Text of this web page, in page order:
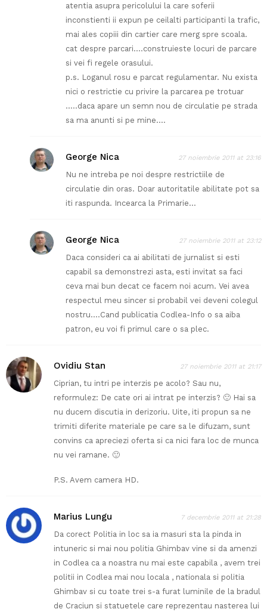
atentia asupra pericolului la care soferii
inconstienti ii expun pe ceilalti participanti la trafic,
mai ales copiii din cartier care merg spre scoala.
cat despre parcari….construieste locuri de parcare
si vei fi regele orasului.
p.s. Loganul rosu e parcat regulamentar. Nu exista
nici o restrictie cu privire la parcarea pe trotuar
…..daca apare un semn nou de circulatie pe strada
sa ma anunti si pe mine….
George Nica 27 noiembrie 2011 at 23:16
Nu ne intreba pe noi despre restrictiile de
circulatie din oras. Doar autoritatile abilitate pot sa
iti raspunda. Incearca la Primarie…
George Nica 27 noiembrie 2011 at 23:12
Daca consideri ca ai abilitati de jurnalist si esti
capabil sa demonstrezi asta, esti invitat sa faci
ceva mai bun decat ce facem noi acum. Vei avea
respectul meu sincer si probabil vei deveni colegul
nostru….Cand publicatia Codlea-Info o sa aiba
patron, eu voi fi primul care o sa plec.
Ovidiu Stan 27 noiembrie 2011 at 21:17
Ciprian, tu intri pe interzis pe acolo? Sau nu,
reformulez: De cate ori ai intrat pe interzis? 🙂 Hai sa
nu ducem discutia in derizoriu. Uite, iti propun sa ne
trimiti diferite materiale pe care sa le difuzam, sunt
convins ca apreciezi oferta si ca nici fara loc de munca
nu vei ramane. 🙂
P.S. Avem camera HD.
Marius Lungu 7 decembrie 2011 at 21:28
Da corect Politia in loc sa ia masuri sta la pinda in
intuneric si mai nou politia Ghimbav vine si da amenzi
in Codlea ca a noastra nu mai este capabila , avem trei
politii in Codlea mai nou locala , nationala si politia
Ghimbav si cu toate trei s-a furat luminile de la bradul
de Craciun si statuetele care reprezentau nasterea lui